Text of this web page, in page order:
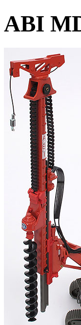
ABI